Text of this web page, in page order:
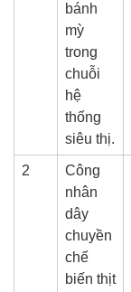
bánh
mỳ
trong
chuỗi
hệ
thống
siêu thị.
2
Công
nhân
dây
chuyền
chế
biến thịt